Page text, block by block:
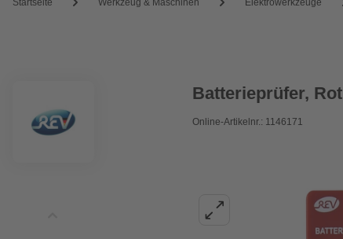
Batterieprüfer, Rot
Online-Artikelnr.: 1146171